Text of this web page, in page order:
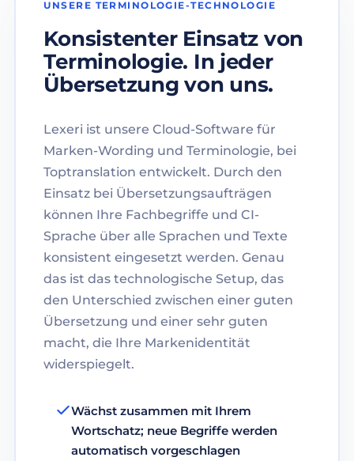
UNSERE TERMINOLOGIE-TECHNOLOGIE
Konsistenter Einsatz von
Terminologie. In jeder
Übersetzung von uns.
Lexeri ist unsere Cloud-Software für
Marken-Wording und Terminologie, bei
Toptranslation entwickelt. Durch den
Einsatz bei Übersetzungsaufträgen
können Ihre Fachbegriffe und CI-
Sprache über alle Sprachen und Texte
konsistent eingesetzt werden. Genau
das ist das technologische Setup, das
den Unterschied zwischen einer guten
Übersetzung und einer sehr guten
macht, die Ihre Markenidentität
widerspiegelt.
Wächst zusammen mit Ihrem
Wortschatz; neue Begriffe werden
automatisch vorgeschlagen